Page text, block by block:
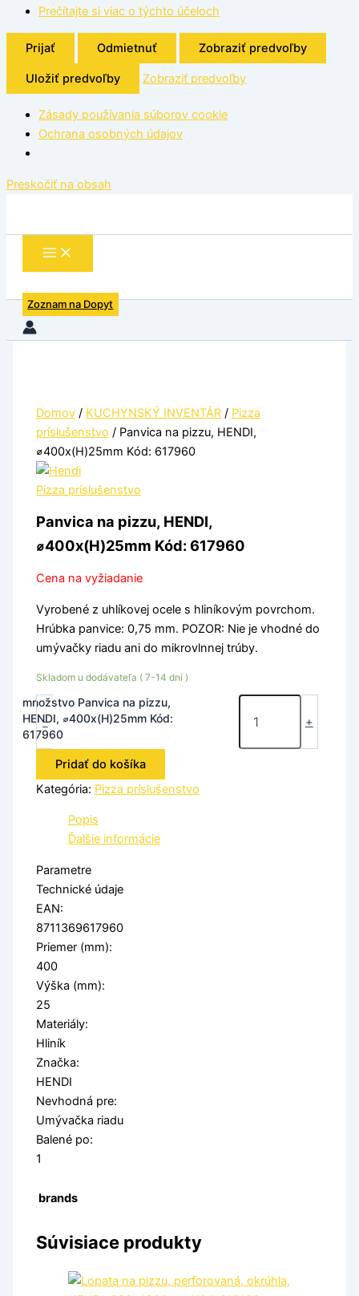
Prečítajte si viac o týchto účeloch
Prijať Odmietnuť Zobraziť predvoľby
Uložiť predvoľby Zobraziť predvoľby
Zásady používania súborov cookie
Ochrana osobných údajov
Preskočiť na obsah
Zoznam na Dopyt
Domov / KUCHYNSKÝ INVENTÁR / Pizza
príslušenstvo / Panvica na pizzu, HENDI,
⌀400x(H)25mm Kód: 617960
Pizza príslušenstvo
Panvica na pizzu, HENDI,
⌀400x(H)25mm Kód: 617960
Cena na vyžiadanie
Vyrobené z uhlíkovej ocele s hliníkovým povrchom.
Hrúbka panvice: 0,75 mm. POZOR: Nie je vhodné do
umývačky riadu ani do mikrovlnnej trúby.
Skladom u dodávateľa ( 7-14 dní )
-
množstvo Panvica na pizzu,
HENDI, ⌀400x(H)25mm Kód:
617960
+
Pridať do košíka
Kategória: Pizza príslušenstvo
Popis
Ďalšie informácie
Parametre
Technické údaje
EAN:
8711369617960
Priemer (mm):
400
Výška (mm):
25
Materiály:
Hliník
Značka:
HENDI
Nevhodná pre:
Umývačka riadu
Balené po:
1
brands
Súvisiace produkty